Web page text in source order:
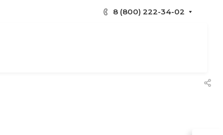
8 (800) 222-34-02